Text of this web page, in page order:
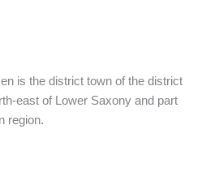
is the district town of the district
east of Lower Saxony and part
region.